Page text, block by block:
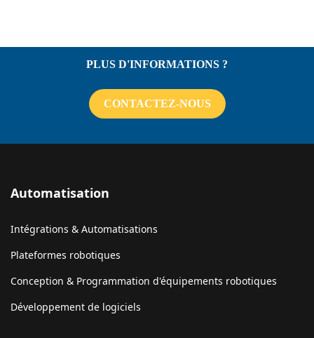
PLUS D'INFORMATIONS ?
CONTACTEZ-NOUS
Automatisation
Intégrations & Automatisations
Plateformes robotiques
Conception & Programmation d'équipements robotiques
Développement de logiciels